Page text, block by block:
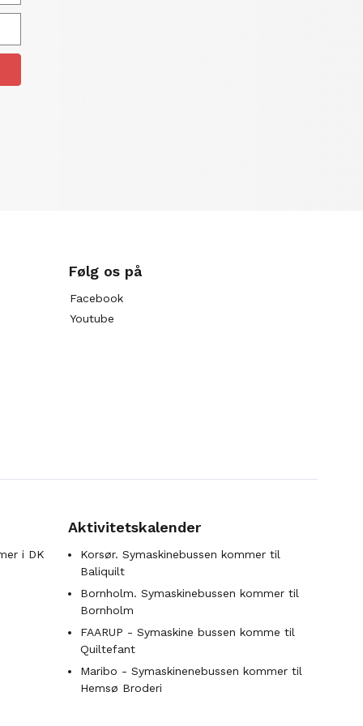
Følg os på
Facebook
Youtube
i DK
Aktivitetskalender
Korsør. Symaskinebussen kommer til
Baliquilt
Bornholm. Symaskinebussen kommer til
Bornholm
FAARUP - Symaskine bussen komme til
Quiltefant
Maribo - Symaskinenebussen kommer til
Hemsø Broderi